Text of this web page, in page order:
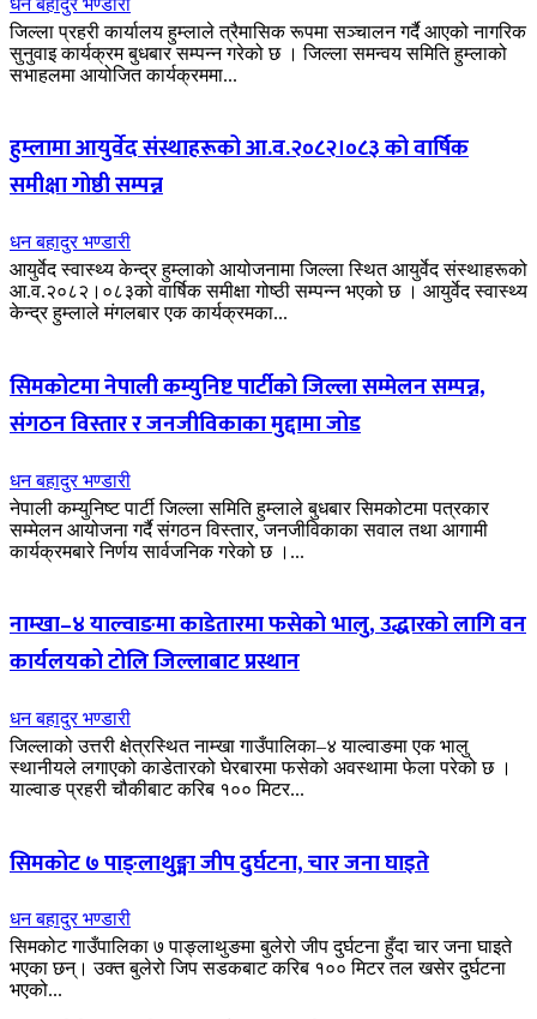
जिल्ला प्रहरी कार्यालय हुम्लाले त्रैमासिक रूपमा सञ्चालन गर्दै आएको नागरिक
सुनुवाइ कार्यक्रम बुधबार सम्पन्न गरेको छ । जिल्ला समन्वय समिति हुम्लाको
सभाहलमा आयोजित कार्यक्रममा...
हुम्लामा आयुर्वेद संस्थाहरूको आ.व.२०८२।०८३ को वार्षिक
समीक्षा गोष्ठी सम्पन्न
धन बहादुर भण्डारी
आयुर्वेद स्वास्थ्य केन्द्र हुम्लाको आयोजनामा जिल्ला स्थित आयुर्वेद संस्थाहरूको
आ.व.२०८२।०८३को वार्षिक समीक्षा गोष्ठी सम्पन्न भएको छ । आयुर्वेद स्वास्थ्य
केन्द्र हुम्लाले मंगलबार एक कार्यक्रमका...
सिमकोटमा नेपाली कम्युनिष्ट पार्टीको जिल्ला सम्मेलन सम्पन्न,
संगठन विस्तार र जनजीविकाका मुद्दामा जोड
धन बहादुर भण्डारी
नेपाली कम्युनिष्ट पार्टी जिल्ला समिति हुम्लाले बुधबार सिमकोटमा पत्रकार
सम्मेलन आयोजना गर्दै संगठन विस्तार, जनजीविकाका सवाल तथा आगामी
कार्यक्रमबारे निर्णय सार्वजनिक गरेको छ ।...
नाम्खा–४ याल्वाङमा काडेतारमा फसेको भालु, उद्धारको लागि वन
कार्यलयको टोलि जिल्लाबाट प्रस्थान
धन बहादुर भण्डारी
जिल्लाको उत्तरी क्षेत्रस्थित नाम्खा गाउँपालिका–४ याल्वाङमा एक भालु
स्थानीयले लगाएको काडेतारको घेरबारमा फसेको अवस्थामा फेला परेको छ ।
याल्वाङ प्रहरी चौकीबाट करिब १०० मिटर...
सिमकोट ७ पाङ्लाथुङ्मा जीप दुर्घटना, चार जना घाइते
धन बहादुर भण्डारी
सिमकोट गाउँपालिका ७ पाङ्लाथुङमा बुलेरो जीप दुर्घटना हुँदा चार जना घाइते
भएका छन्। उक्त बुलेरो जिप सडकबाट करिब १०० मिटर तल खसेर दुर्घटना
भएको...